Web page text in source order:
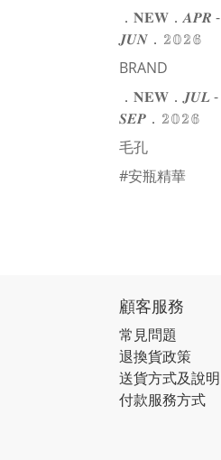
．𝐍𝐄𝐖．𝑨𝑷𝑹 -
𝑱𝑼𝑵．𝟚𝟘𝟚𝟞
BRAND
．𝐍𝐄𝐖．𝑱𝑼𝑳 -
𝑺𝑬𝑷．𝟚𝟘𝟚𝟞
毛孔
#安瓶精華
顧客服務
常見問題
退換貨政策
送貨方式及說明
付款服務方式